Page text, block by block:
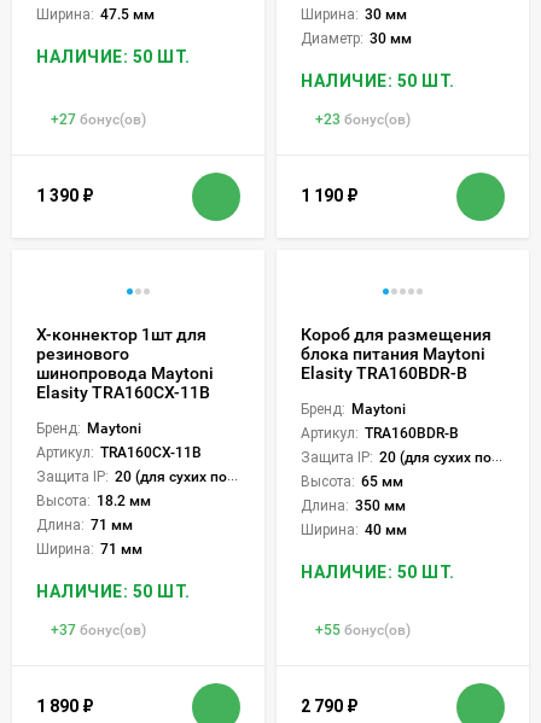
Ширина: 47.5 мм
НАЛИЧИЕ: 50 ШТ.
+27 бонус(ов)
1 390 ₽
Ширина: 30 мм
Диаметр: 30 мм
НАЛИЧИЕ: 50 ШТ.
+23 бонус(ов)
1 190 ₽
Х-коннектор 1шт для
резинового
шинопровода Maytoni
Elasity TRA160CX-11B
Бренд: Maytoni
Артикул: TRA160CX-11B
Защита IP: 20 (для сухих пом.)
Высота: 18.2 мм
Длина: 71 мм
Ширина: 71 мм
НАЛИЧИЕ: 50 ШТ.
+37 бонус(ов)
1 890 ₽
Короб для размещения
блока питания Maytoni
Elasity TRA160BDR-B
Бренд: Maytoni
Артикул: TRA160BDR-B
Защита IP: 20 (для сухих пом.)
Высота: 65 мм
Длина: 350 мм
Ширина: 40 мм
НАЛИЧИЕ: 50 ШТ.
+55 бонус(ов)
2 790 ₽